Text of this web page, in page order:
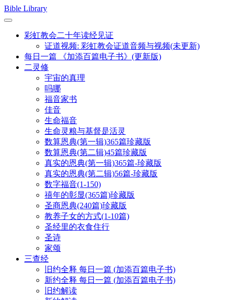
Skip
to
Bible Library
彩虹教会二十年读经见证
证道视频: 彩虹教会证道音频与视频(未更新)
每日一篇 《加添百篇电子书》(更新版)
二灵修
宇宙的真理
吗哪
福音家书
佳音
生命福音
生命灵粮与基督是活灵
数算恩典(第一辑)365篇珍藏版
数算恩典(第二辑)45篇珍藏版
真实的恩典(第一辑)365篇-珍藏版
真实的恩典(第二辑)56篇-珍藏版
数字福音(1-150)
禧年的彰显(365篇)珍藏版
圣商恩典(240篇)珍藏版
教养子女的方式(1-10篇)
圣经里的衣食住行
圣诗
家颂
三查经
旧约全释 每日一篇 (加添百篇电子书)
新约全释 每日一篇 (加添百篇电子书)
旧约解读